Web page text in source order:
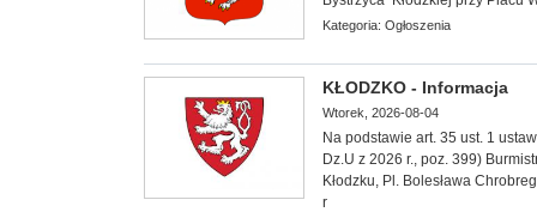
Kategoria: Ogłoszenia
KŁODZKO - Informacja
Wtorek, 2026-08-04
Na podstawie art. 35 ust. 1
Dz.U z 2026 r., poz. 399)
Kłodzku, Pl. Bolesława
r